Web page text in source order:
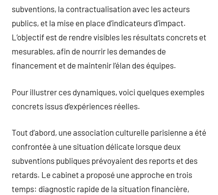
subventions, la contractualisation avec les acteurs
publics, et la mise en place d’indicateurs d’impact.
L’objectif est de rendre visibles les résultats concrets et
mesurables, afin de nourrir les demandes de
financement et de maintenir l’élan des équipes.
Pour illustrer ces dynamiques, voici quelques exemples
concrets issus d’expériences réelles.
Tout d’abord, une association culturelle parisienne a été
confrontée à une situation délicate lorsque deux
subventions publiques prévoyaient des reports et des
retards. Le cabinet a proposé une approche en trois
temps: diagnostic rapide de la situation financière,